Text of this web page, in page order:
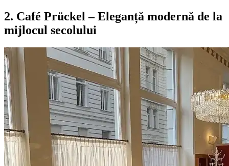
2. Café Prückel – Eleganță modernă de la
mijlocul secolului